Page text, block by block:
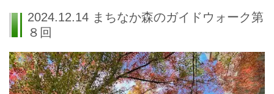
2024.12.14 まちなか森のガイドウォーク第
８回